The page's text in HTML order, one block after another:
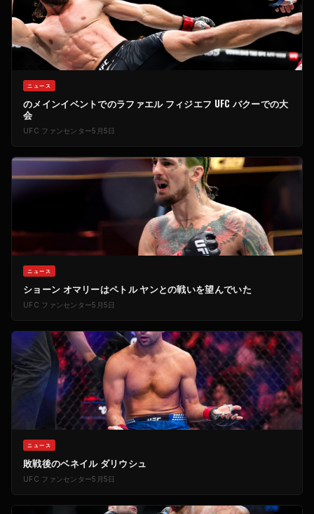
ニュース
のメインイベントでのラファエル フィジエフ UFC バクーでの大
会
UFC ファンセンター5月5日
ニュース
ショーン オマリーはペトル ヤンとの戦いを望んでいた
UFC ファンセンター5月5日
ニュース
敗戦後のベネイル ダリウシュ
UFC ファンセンター5月5日